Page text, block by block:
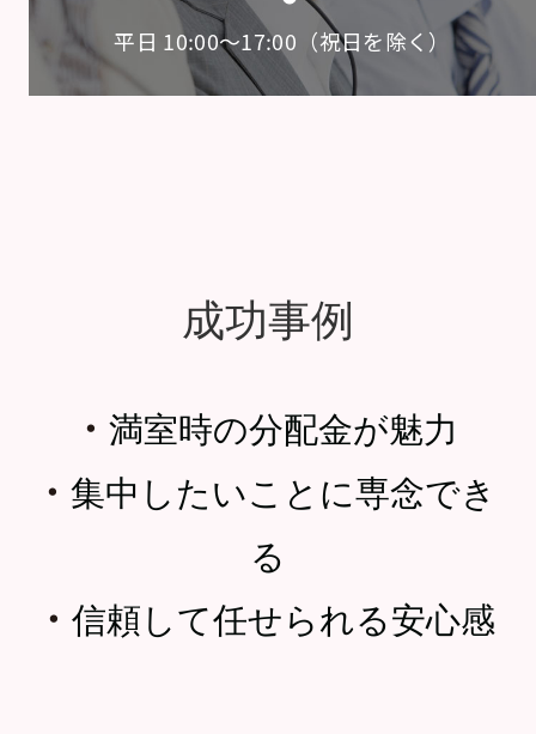
平日 10:00〜17:00（祝日を除く）
成功事例
・ 満室時の分配金が魅力
・ 集中したいことに専念でき
る
・ 信頼して任せられる安心感